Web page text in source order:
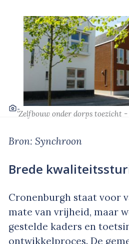
-
‘Zelfbouw onder dorps toezicht -
Bron: Synchroon
Brede
Cronenburgh staat voor
mate van vrijheid, maar
gestelde kaders en
ontwikkelproces. De